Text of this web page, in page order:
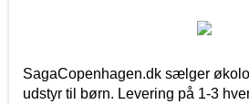
SagaCopenhagen.dk sælger
udstyr til børn. Levering på 1-3